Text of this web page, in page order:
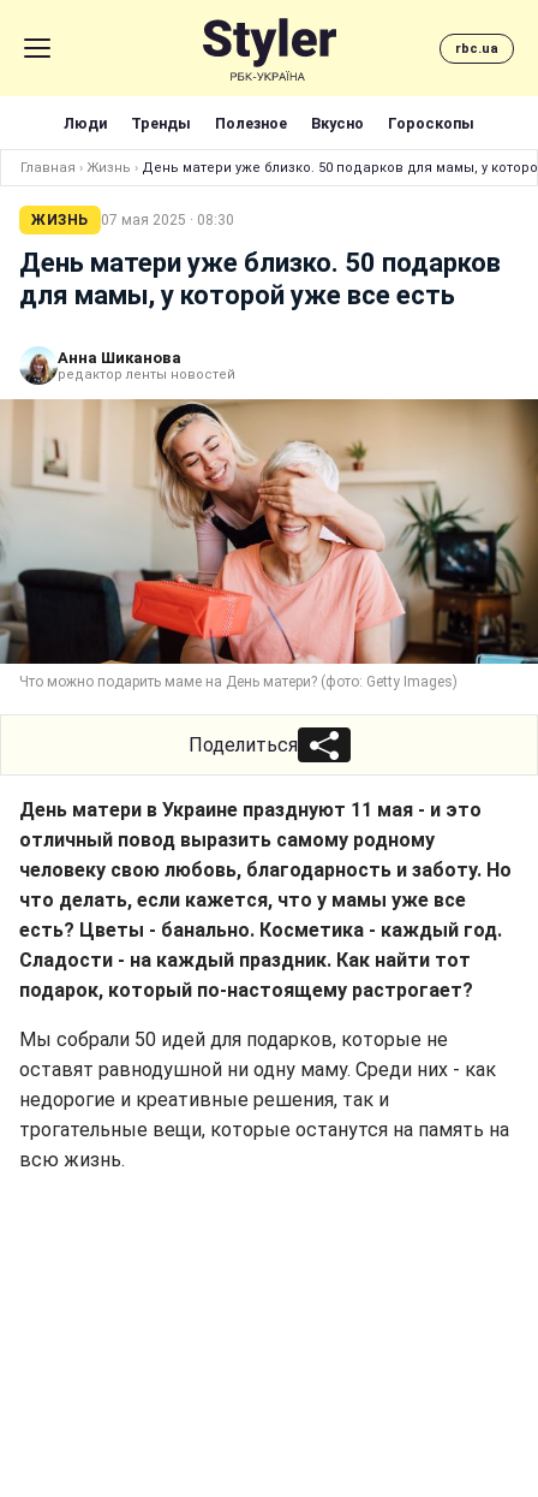
rbc.ua
Люди Тренды Полезное Вкусно Гороскопы
Главная › Жизнь › День матери уже близко. 50 подарков для мамы, у
ЖИЗНЬ 07 мая 2025 · 08:30
День матери уже близко. 50 подарков
для мамы, у которой уже все есть
Анна Шиканова
редактор ленты новостей
Что можно подарить маме на День матери? (фото: Getty Images)
Поделиться
День матери в Украине празднуют 11 мая - и это
отличный повод выразить самому родному
человеку свою любовь, благодарность и заботу. Но
что делать, если кажется, что у мамы уже все
есть? Цветы - банально. Косметика - каждый год.
Сладости - на каждый праздник. Как найти тот
подарок, который по-настоящему растрогает?
Мы собрали 50 идей для подарков, которые не
оставят равнодушной ни одну маму. Среди них - как
недорогие и креативные решения, так и
трогательные вещи, которые останутся на память на
всю жизнь.